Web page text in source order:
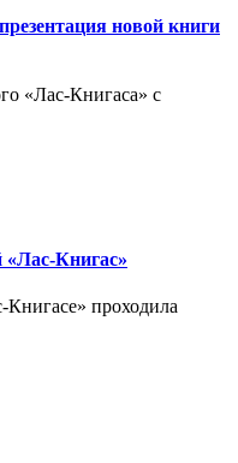
новой книги
«Лас-Книгаса» с
Книгас»
Книгасе» проходила